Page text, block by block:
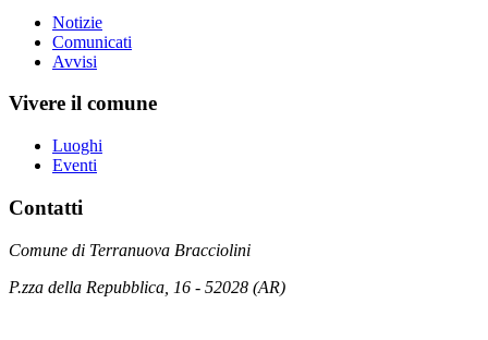
Notizie
Comunicati
Avvisi
Vivere il comune
Luoghi
Eventi
Contatti
Comune di Terranuova Bracciolini
P.zza della Repubblica, 16 - 52028 (AR)